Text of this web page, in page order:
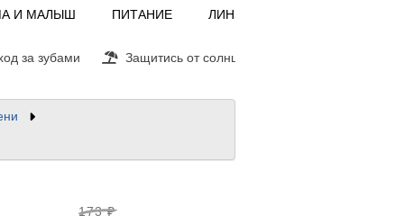
И МАЛЫШ ПИТАНИЕ ЛИНЗЫ
за зубами Защитись от солнца
173 ₽